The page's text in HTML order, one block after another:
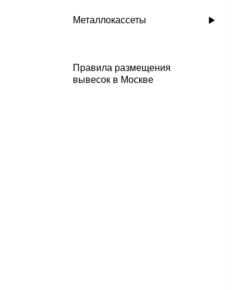
Металлокассеты
Правила размещения
вывесок в Москве